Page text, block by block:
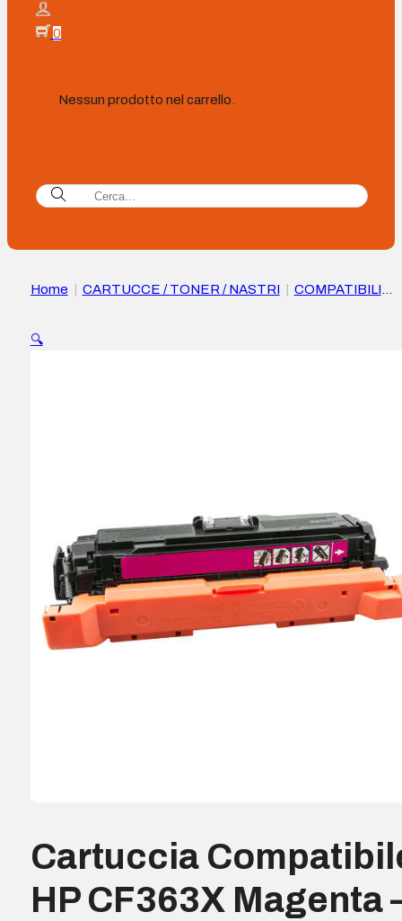
0
Nessun prodotto nel carrello.
Home CARTUCCE / TONER / NASTRI
COMPATIBILI
508X
🔍
Cartuccia
HP CF363X Magenta